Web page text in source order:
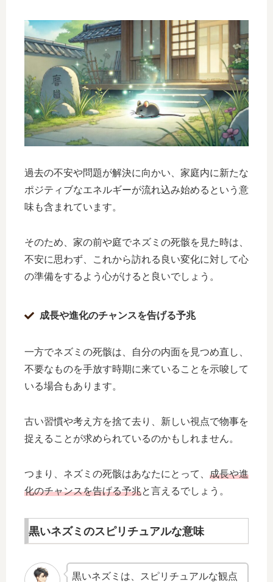
過去の不安や問題が解決に向かい、家庭内に新たな
ポジティブなエネルギーが流れ込み始めるという意
味も含まれています。
そのため、家の前や庭でネズミの死骸を見た時は、
不安に思わず、これから訪れる良い変化に対して心
の準備をするよう心がけると良いでしょう。
成長や進化のチャンスを告げる予兆
一方でネズミの死骸は、自分の内面を見つめ直し、
不要なものを手放す時期に来ていることを示唆して
いる場合もあります。
古い習慣や考え方を捨て去り、新しい視点で物事を
捉えることが求められているのかもしれません。
つまり、ネズミの死骸はあなたにとって、 成長や進
化のチャンスを告げる予兆と言えるでしょう。
黒いネズミのスピリチュアルな意味
黒いネズミは、スピリチュアルな観点